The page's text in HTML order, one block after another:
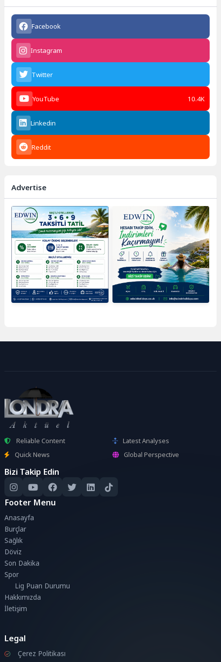
Facebook
Instagram
Twitter
YouTube 10.4K
Linkedin
Reddit
Advertise
Reliable Content
Latest Analyses
Quick News
Global Perspective
Bizi Takip Edin
Footer Menu
Anasayfa
Burçlar
Sağlık
Döviz
Son Dakika
Spor
Lig Puan Durumu
Hakkımızda
İletişim
Legal
Çerez Politikası